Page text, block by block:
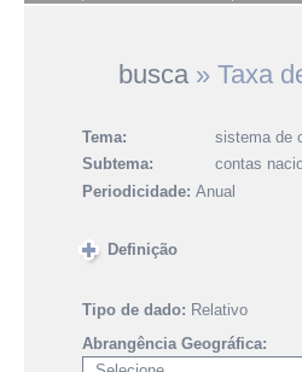
busca» Taxa
Tema:
sistema de
Subtema:
contas
Periodicidade: Anual
Definição
Tipo de dado: Relativo
Abrangência Geográfica: